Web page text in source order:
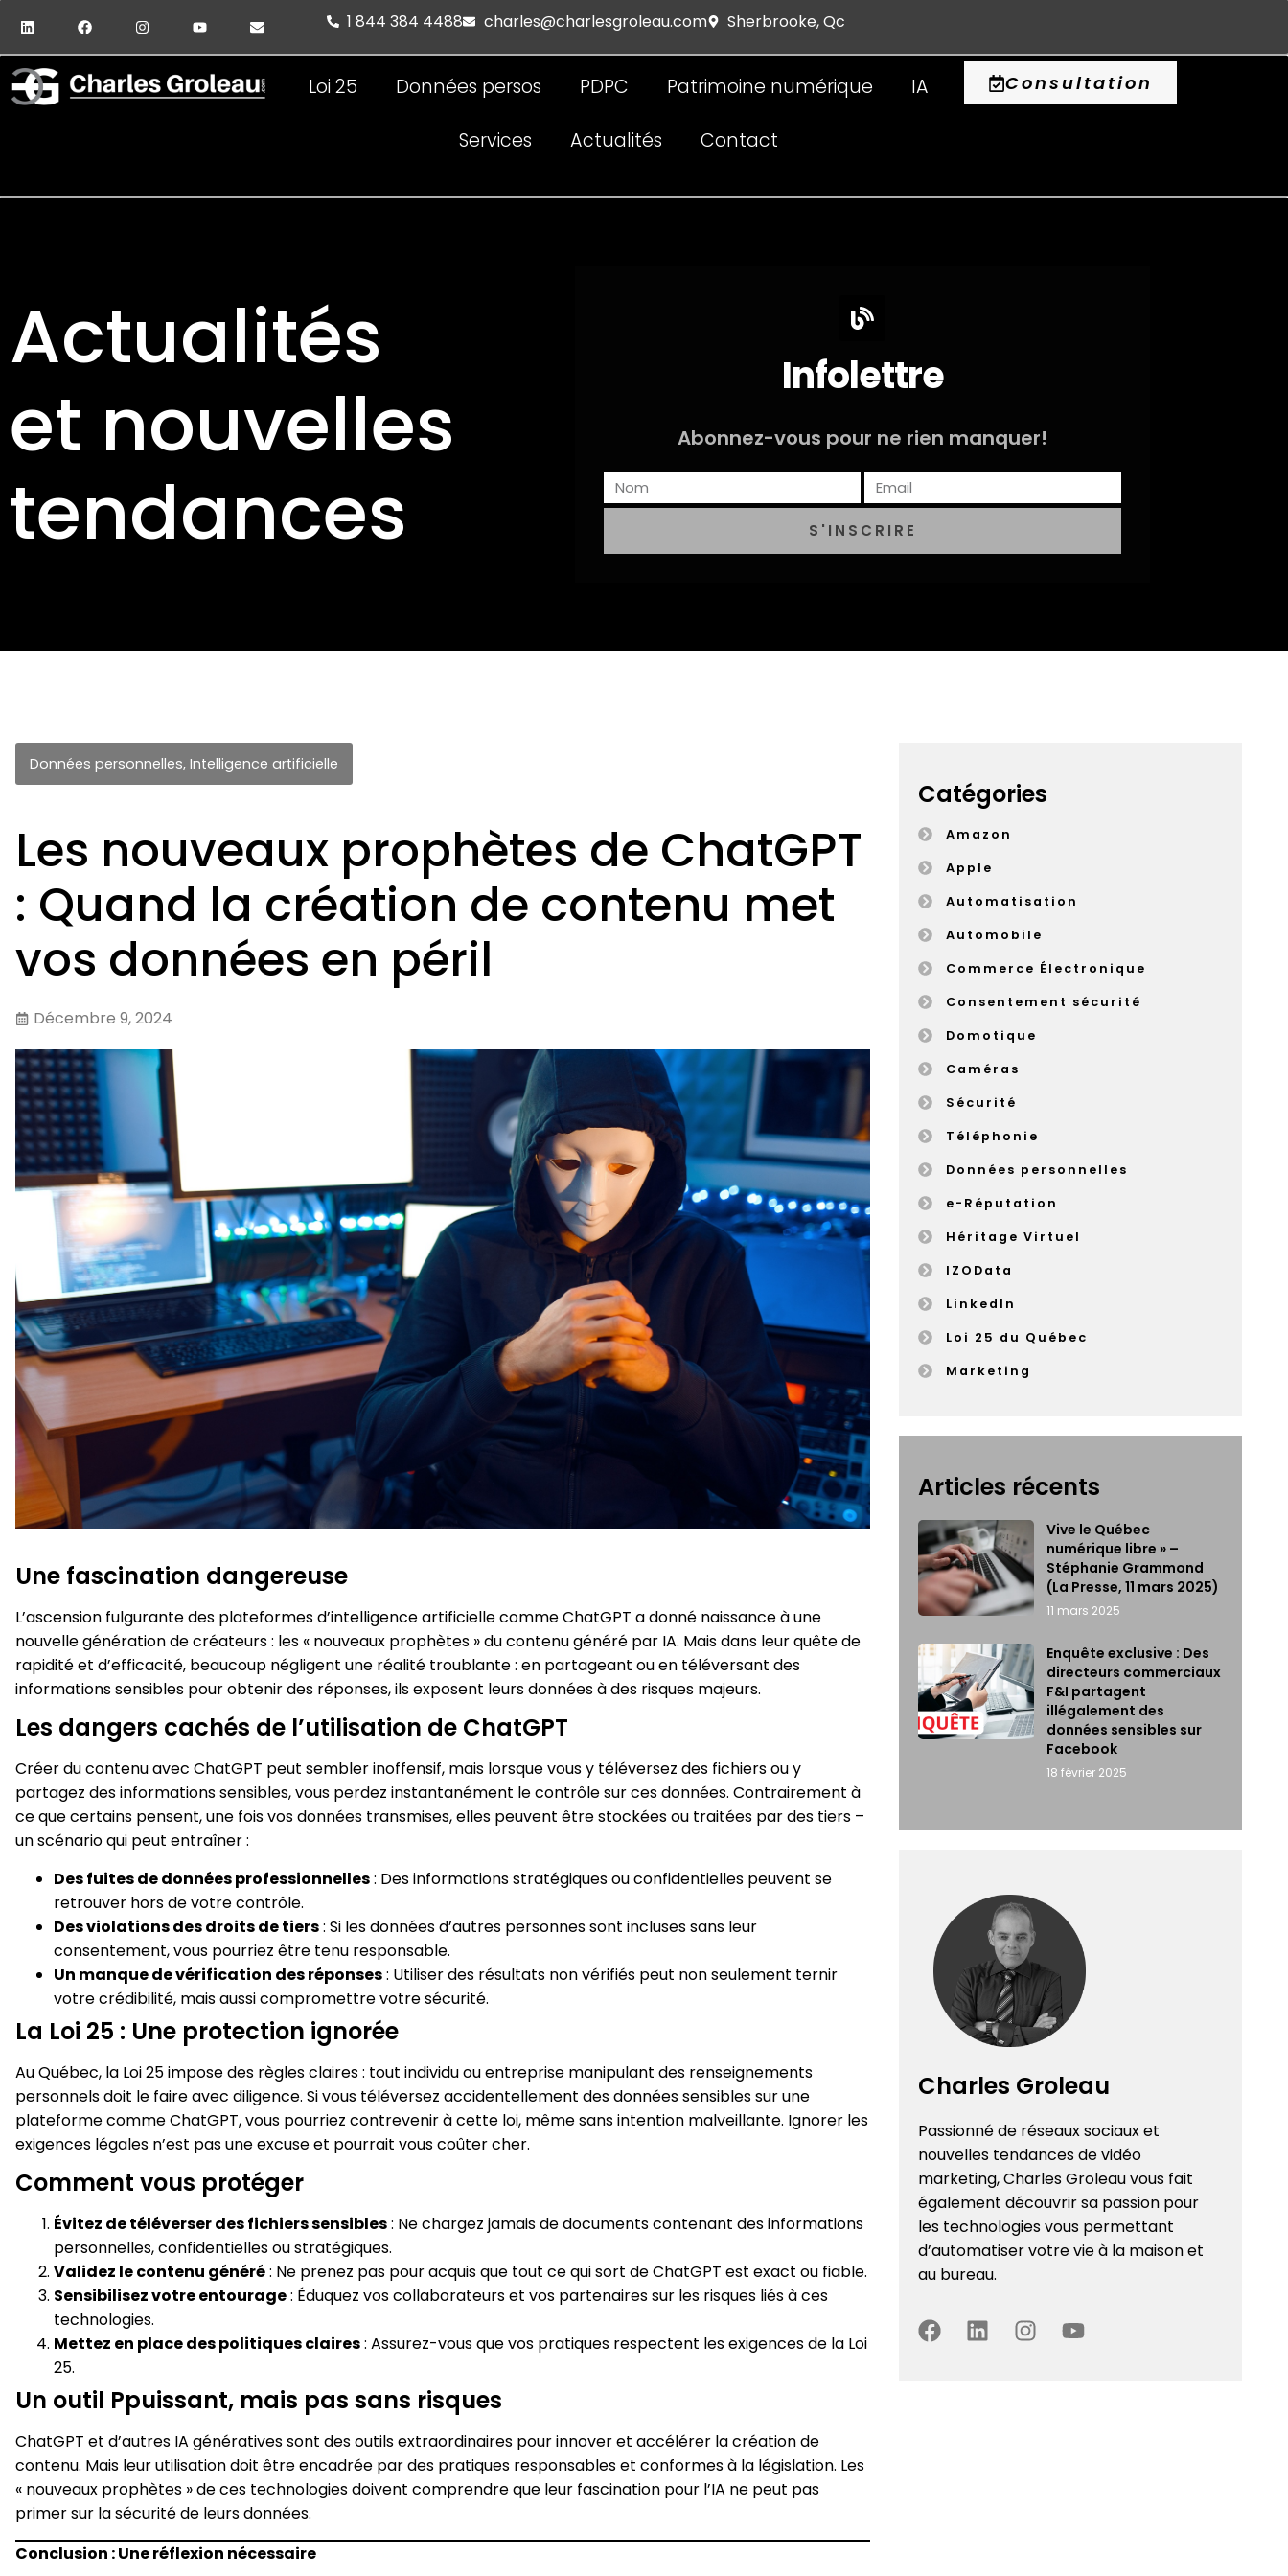
1 844 384 4488 charles@charlesgroleau.com Sherbrooke, Qc
Loi 25 Données persos PDPC Patrimoine numérique IA
Services Actualités Contact
Consultation
Actualités
et nouvelles
tendances
Infolettre
Abonnez-vous pour ne rien manquer!
S'INSCRIRE
Données personnelles, Intelligence artificielle
Les nouveaux prophètes de ChatGPT
: Quand la création de contenu met
vos données en péril
Décembre 9, 2024
Une fascination dangereuse
L’ascension fulgurante des plateformes d’intelligence artificielle comme ChatGPT a donné naissance à une
nouvelle génération de créateurs : les « nouveaux prophètes » du contenu généré par IA. Mais dans leur quête de
rapidité et d’efficacité, beaucoup négligent une réalité troublante : en partageant ou en téléversant des
informations sensibles pour obtenir des réponses, ils exposent leurs données à des risques majeurs.
Les dangers cachés de l’utilisation de ChatGPT
Créer du contenu avec ChatGPT peut sembler inoffensif, mais lorsque vous y téléversez des fichiers ou y
partagez des informations sensibles, vous perdez instantanément le contrôle sur ces données. Contrairement à
ce que certains pensent, une fois vos données transmises, elles peuvent être stockées ou traitées par des tiers –
un scénario qui peut entraîner :
Des fuites de données professionnelles: Des informations stratégiques ou confidentielles peuvent se
retrouver hors de votre contrôle.
Des violations des droits de tiers: Si les données d’autres personnes sont incluses sans leur
consentement, vous pourriez être tenu responsable.
Un manque de vérification des réponses: Utiliser des résultats non vérifiés peut non seulement ternir
votre crédibilité, mais aussi compromettre votre sécurité.
La Loi 25 : Une protection ignorée
Au Québec, la Loi 25 impose des règles claires : tout individu ou entreprise manipulant des renseignements
personnels doit le faire avec diligence. Si vous téléversez accidentellement des données sensibles sur une
plateforme comme ChatGPT, vous pourriez contrevenir à cette loi, même sans intention malveillante. Ignorer les
exigences légales n’est pas une excuse et pourrait vous coûter cher.
Comment vous protéger
Évitez de téléverser des fichiers sensibles: Ne chargez jamais de documents contenant des informations
personnelles, confidentielles ou stratégiques.
Validez le contenu généré: Ne prenez pas pour acquis que tout ce qui sort de ChatGPT est exact ou fiable.
Sensibilisez votre entourage: Éduquez vos collaborateurs et vos partenaires sur les risques liés à ces
technologies.
Mettez en place des politiques claires: Assurez-vous que vos pratiques respectent les exigences de la Loi
25.
Un outil Ppuissant, mais pas sans risques
ChatGPT et d’autres IA génératives sont des outils extraordinaires pour innover et accélérer la création de
contenu. Mais leur utilisation doit être encadrée par des pratiques responsables et conformes à la législation. Les
« nouveaux prophètes » de ces technologies doivent comprendre que leur fascination pour l’IA ne peut pas
primer sur la sécurité de leurs données.
Conclusion : Une réflexion nécessaire
Catégories
Amazon
Apple
Automatisation
Automobile
Commerce Électronique
Consentement sécurité
Domotique
Caméras
Sécurité
Téléphonie
Données personnelles
e-Réputation
Héritage Virtuel
IZOData
LinkedIn
Loi 25 du Québec
Marketing
Articles récents
Vive le Québec
numérique libre » –
Stéphanie Grammond
(La Presse, 11 mars 2025)
11 mars 2025
Enquête exclusive : Des
directeurs commerciaux
F&I partagent
illégalement des
données sensibles sur
Facebook
18 février 2025
Charles Groleau
Passionné de réseaux sociaux et
nouvelles tendances de vidéo
marketing, Charles Groleau vous fait
également découvrir sa passion pour
les technologies vous permettant
d’automatiser votre vie à la maison et
au bureau.